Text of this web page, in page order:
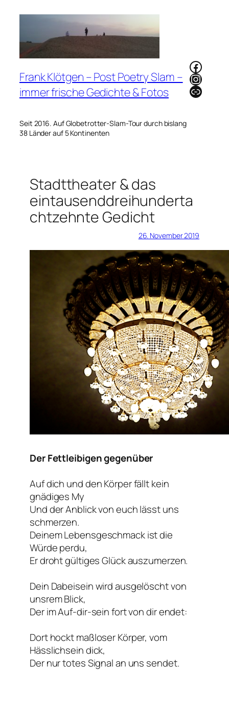
Frank Klötgen – Post Poetry Slam –
immer frische Gedichte & Fotos
Seit 2016. Auf Globetrotter-Slam-Tour durch bislang
38 Länder auf 5 Kontinenten
Link
Stadttheater & das
eintausenddreihunderta
chtzehnte Gedicht
26. November 2019
Der Fettleibigen gegenüber
Auf dich und den Körper fällt kein
gnädiges My
Und der Anblick von euch lässt uns
schmerzen.
Deinem Lebensgeschmack ist die
Würde perdu,
Er droht gültiges Glück auszumerzen.
Dein Dabeisein wird ausgelöscht von
unsrem Blick,
Der im Auf-dir-sein fort von dir endet:
Dort hockt maßloser Körper, vom
Hässlichsein dick,
Der nur totes Signal an uns sendet.